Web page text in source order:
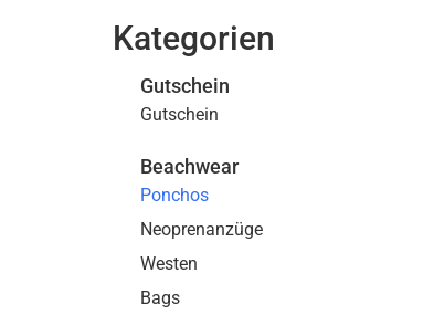
Kategorien
Gutschein
Gutschein
Beachwear
Ponchos
Neoprenanzüge
Westen
Bags